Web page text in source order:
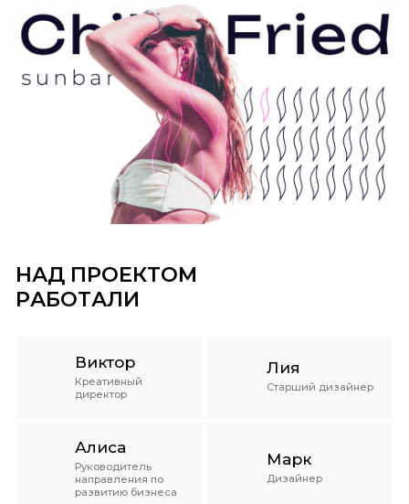
НАД ПРОЕКТОМ
РАБОТАЛИ
Виктор
Креативный
директор
Лия
Старший дизайнер
Алиса
Руководитель
направления по
развитию бизнеса
Марк
Дизайнер